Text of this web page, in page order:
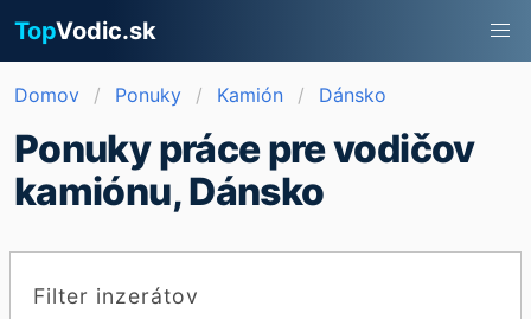
TopVodic.sk
Domov Ponuky Kamión Dánsko
Ponuky práce pre vodičov
kamiónu, Dánsko
Filter inzerátov